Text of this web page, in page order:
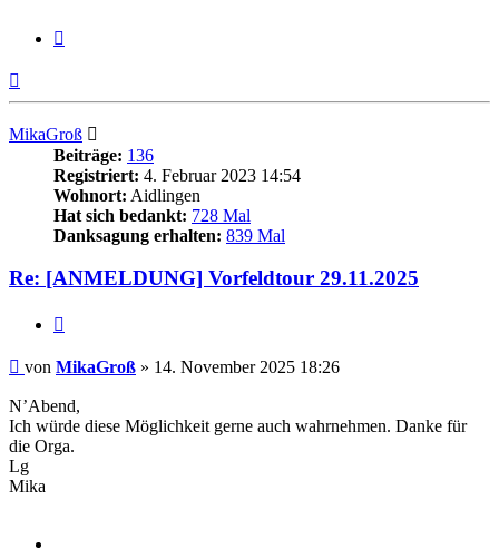
MikaGroß
Beiträge: 136
Registriert: 4. Februar 2023 14:54
Wohnort: Aidlingen
Hat sich bedankt: 728 Mal
Danksagung erhalten: 839 Mal
Re: [ANMELDUNG] Vorfeldtour 29.11.2025
Beitrag
von MikaGroß » 14. November 2025 18:26
N’Abend,
Ich würde diese Möglichkeit gerne auch wahrnehmen. Danke für
die Orga.
Lg
Mika